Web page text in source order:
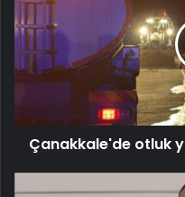
yangını
kontrol
altına
alındı
Çanakkale'de otluk